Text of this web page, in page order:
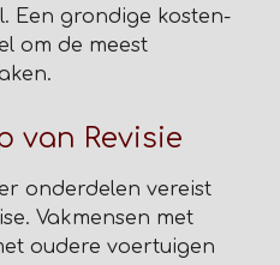
Een grondige kosten-
om de meest
van Revisie
onderdelen vereist
Vakmensen met
oudere voertuigen